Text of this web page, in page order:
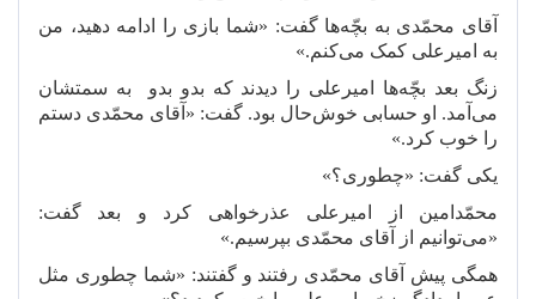
آقای محمّدی به بچّهها گفت: «شما بازی را ادامه دهید، من
به امیرعلی کمک میکنم.»
زنگ بعد بچّهها امیرعلی را دیدند که بدو بدو
به سمتشان
می آمد. او حسابی خوشحال بود. گفت: «آقای محمّدی دستم
را خوب کرد.»
یکی گفت: «چطوری؟»
محمّدامین از امیرعلی عذرخواهی کرد و بعد گفت:
«میتوانیم از آقای محمّدی بپرسیم.»
همگی پیش آقای محمّدی رفتند و گفتند: «شما چطوری مثل